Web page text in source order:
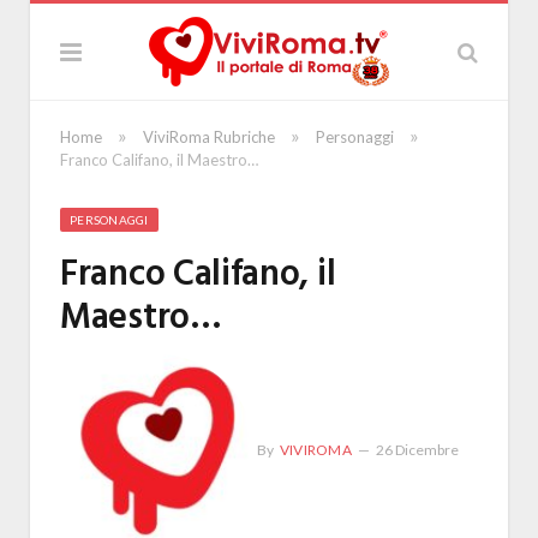
Home » ViviRoma Rubriche » Personaggi »
Franco Califano, il Maestro…
PERSONAGGI
Franco Califano, il
Maestro…
By VIVIROMA 26 Dicembre